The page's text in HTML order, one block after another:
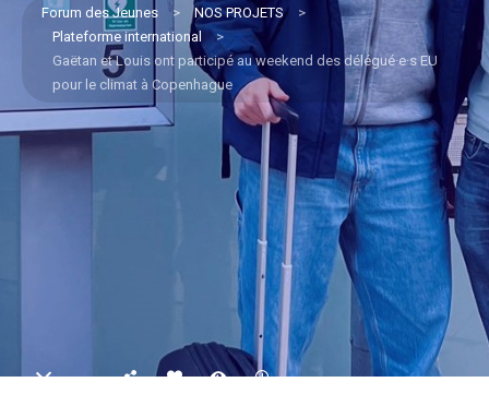
Forum des Jeunes > NOS PROJETS
>
Plateforme international
>
Gaëtan et Louis ont participé au weekend des délégué·e·s EU
pour le climat à Copenhague